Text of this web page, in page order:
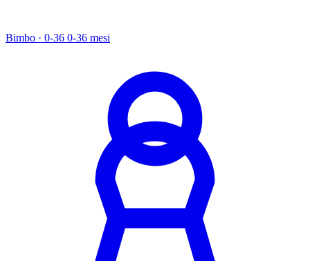
Bimbo · 0-36 0-36 mesi